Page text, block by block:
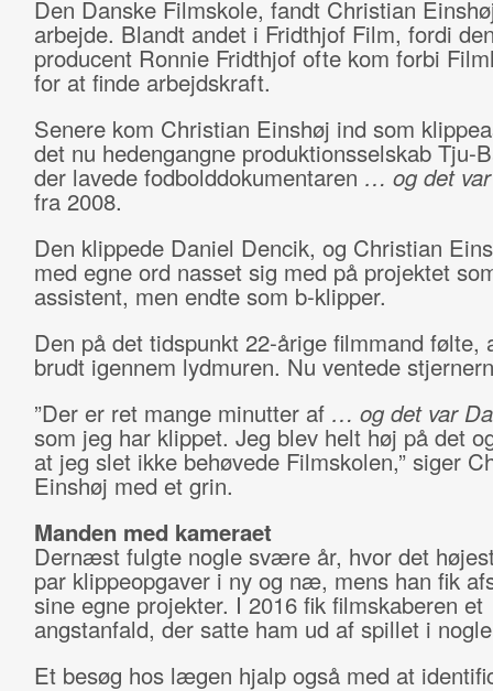
Den Danske Filmskole, fandt Christian
arbejde. Blandt andet i Fridthjof Film, fordi
producent Ronnie Fridthjof ofte kom forbi
for at finde arbejdskraft.
Senere kom Christian Einshøj ind som
det nu hedengangne produktionsselskab Tju-
der lavede fodbolddokumentaren … og det
fra 2008.
Den klippede Daniel Dencik, og Christian
med egne ord nasset sig med på projektet
assistent, men endte som b-klipper.
Den på det tidspunkt 22-årige filmmand følte,
brudt igennem lydmuren. Nu ventede
”Der er ret mange minutter af … og det var
som jeg har klippet. Jeg blev helt høj på det
at jeg slet ikke behøvede Filmskolen,” siger
Einshøj med et grin.
Manden med kameraet
Dernæst fulgte nogle svære år, hvor det
par klippeopgaver i ny og næ, mens han fik
sine egne projekter. I 2016 fik filmskaberen et
angstanfald, der satte ham ud af spillet i
Et besøg hos lægen hjalp også med at